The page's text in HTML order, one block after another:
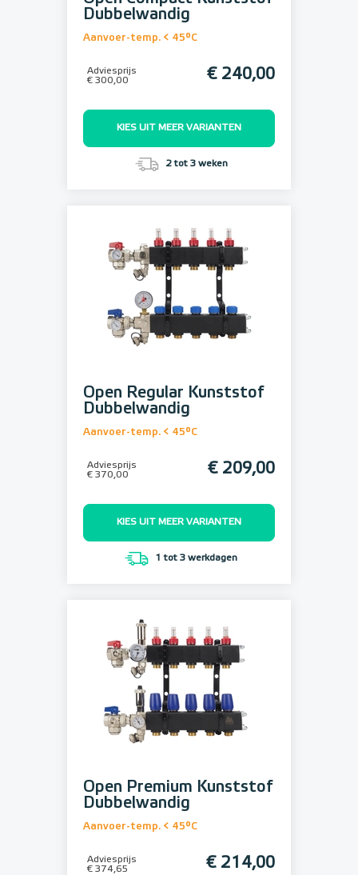
Dubbelwandig
Aanvoer-temp. < 45°C
Adviesprijs
€ 300,00
€ 240,00
KIES UIT MEER VARIANTEN
2 tot 3 weken
Open Regular Kunststof
Dubbelwandig
Aanvoer-temp. < 45°C
Adviesprijs
€ 370,00
€ 209,00
KIES UIT MEER VARIANTEN
1 tot 3 werkdagen
Open Premium Kunststof
Dubbelwandig
Aanvoer-temp. < 45°C
Adviesprijs
€ 374,65
€ 214,00